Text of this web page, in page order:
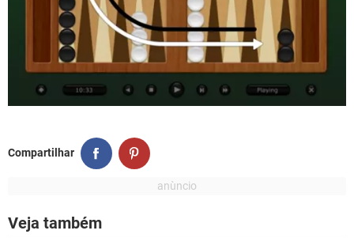
Compartilhar
Veja também